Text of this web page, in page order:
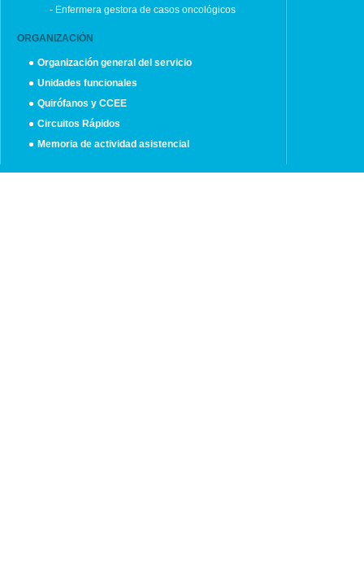
- Enfermera gestora de casos oncológicos
ORGANIZACIÓN
Organización general del servicio
Unidades funcionales
Quirófanos y CCEE
Circuitos Rápidos
Memoria de actividad asistencial